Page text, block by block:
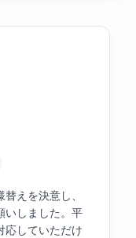
えを決意し、
いしました。平
応していただけ